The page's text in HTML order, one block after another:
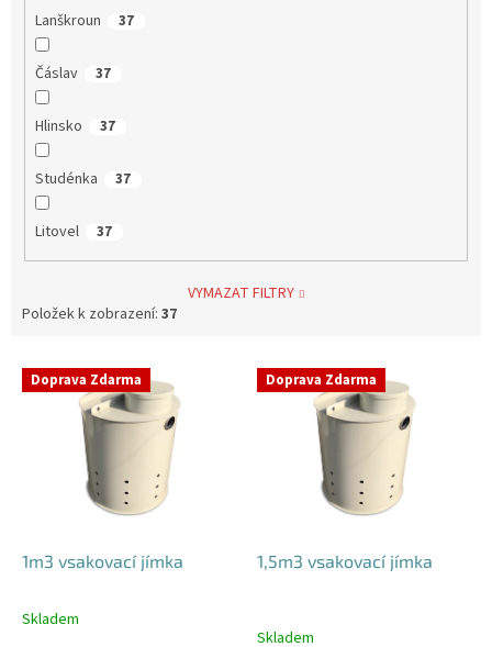
Lanškroun 37
Čáslav 37
Hlinsko 37
Studénka 37
Litovel 37
VYMAZAT FILTRY
Položek k zobrazení: 37
V Doprava Zdarma
1m3 vsakovací jímka
Průměrné
Skladem
Doprava Zdarma
1,5m3 vsakovací jímka
Skladem